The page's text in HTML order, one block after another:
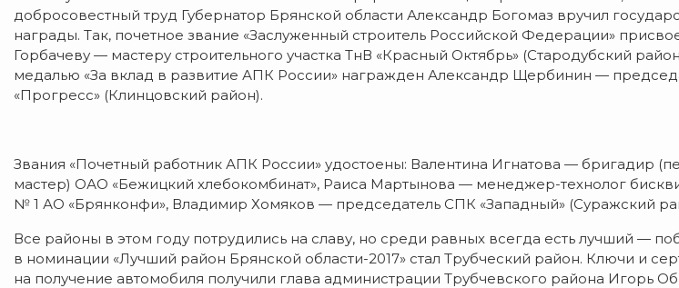
добросовестный труд Губернатор Брянской области Александр Богомаз вручил
награды. Так, почетное звание «Заслуженный строитель Российской Федерации»
Горбачеву — мастеру строительного участка ТнВ «Красный Октябрь» (Стародубский
медалью «За вклад в развитие АПК России» награжден Александр Щербинин —
«Прогресс» (Клинцовский район).
Звания «Почетный работник АПК России» удостоены: Валентина Игнатова — бригадир
мастер) ОАО «Бежицкий хлебокомбинат», Раиса Мартынова — менеджер-технолог
№ 1 АО «Брянконфи», Владимир Хомяков — председатель СПК «Западный» (Суражский
Все районы в этом году потрудились на славу, но среди равных всегда есть лучший —
в номинации «Лучший район Брянской области-2017» стал Трубческий район. Ключи и
на получение автомобиля получили глава администрации Трубчевского района Игорь